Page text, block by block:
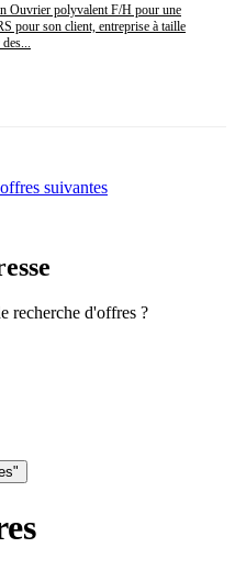
Ouvrier polyvalent F/H pour une
pour son client, entreprise à taille
suivantes
recherche d'offres ?